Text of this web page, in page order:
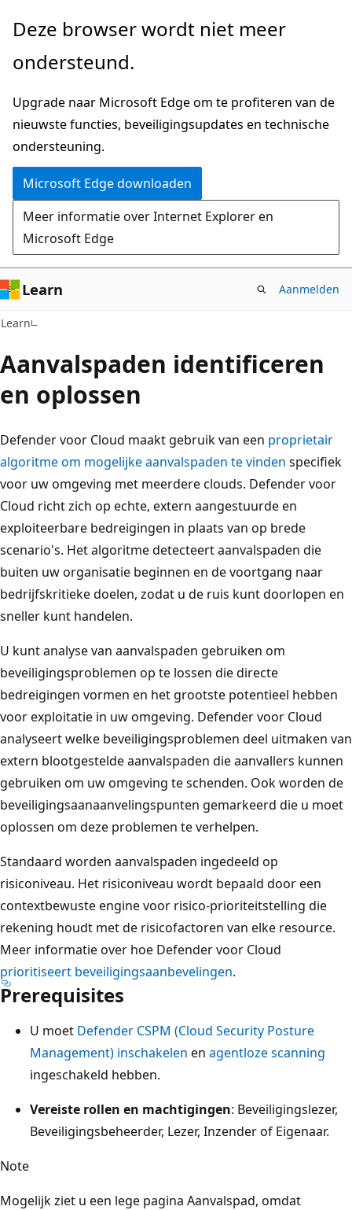
Naar
gaan
Deze browser wordt niet meer
ondersteund.
Upgrade naar Microsoft Edge om te profiteren van de
nieuwste functies, beveiligingsupdates en technische
ondersteuning.
Microsoft Edge downloaden
Meer informatie over Internet Explorer en
Microsoft Edge
Learn Aanmelden
Learn
Aanvalspaden identificeren
en oplossen
Defender voor Cloud maakt gebruik van een proprietair
algoritme om mogelijke aanvalspaden te vinden specifiek
voor uw omgeving met meerdere clouds. Defender voor
Cloud richt zich op echte, extern aangestuurde en
exploiteerbare bedreigingen in plaats van op brede
scenario's. Het algoritme detecteert aanvalspaden die
buiten uw organisatie beginnen en de voortgang naar
bedrijfskritieke doelen, zodat u de ruis kunt doorlopen en
sneller kunt handelen.
U kunt analyse van aanvalspaden gebruiken om
beveiligingsproblemen op te lossen die directe
bedreigingen vormen en het grootste potentieel hebben
voor exploitatie in uw omgeving. Defender voor Cloud
analyseert welke beveiligingsproblemen deel uitmaken van
extern blootgestelde aanvalspaden die aanvallers kunnen
gebruiken om uw omgeving te schenden. Ook worden de
beveiligingsaanaanvelingspunten gemarkeerd die u moet
oplossen om deze problemen te verhelpen.
Standaard worden aanvalspaden ingedeeld op
risiconiveau. Het risiconiveau wordt bepaald door een
contextbewuste engine voor risico-prioriteitstelling die
rekening houdt met de risicofactoren van elke resource.
Meer informatie over hoe Defender voor Cloud
prioritiseert beveiligingsaanbevelingen.
Prerequisites
U moet Defender CSPM (Cloud Security Posture
Management) inschakelen en agentloze scanning
ingeschakeld hebben.
Vereiste rollen en machtigingen: Beveiligingslezer,
Beveiligingsbeheerder, Lezer, Inzender of Eigenaar.
Note
Mogelijk ziet u een lege pagina Aanvalspad, omdat